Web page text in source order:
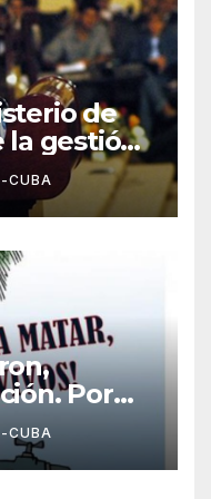
de
la gestión
Estévez
CUBA
Por
Juan
CUBA